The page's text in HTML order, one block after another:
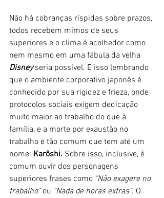
Não há cobranças ríspidas sobre prazos,
todos recebem mimos de seus
superiores e o clima é acolhedor como
nem mesmo em uma fábula da velha
Disney seria possível. E isso lembrando
que o ambiente corporativo japonês é
conhecido por sua rigidez e frieza, onde
protocolos sociais exigem dedicação
muito maior ao trabalho do que à
família, e a morte por exaustão no
trabalho é tão comum que tem até um
nome: Karôshi. Sobre isso, inclusive, é
comum ouvir dos personagens
superiores frases como "Não exagere no
trabalho" ou "Nada de horas extras". O